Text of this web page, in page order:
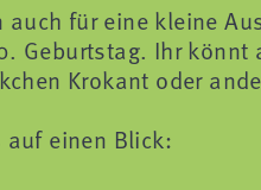
für eine kleine
Geburtstag. Ihr
Krokant oder
auf einen Blick: